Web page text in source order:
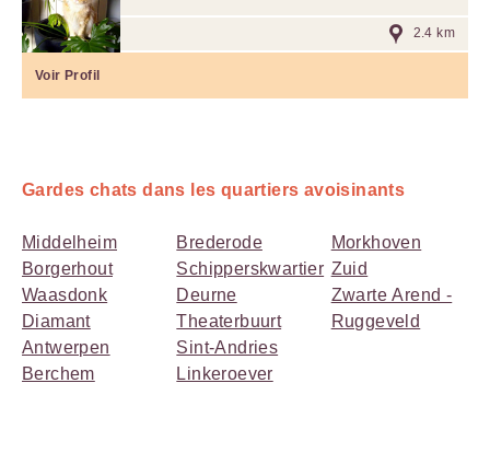
2.4 km
Voir Profil
Gardes chats dans les quartiers avoisinants
Middelheim
Borgerhout
Waasdonk
Diamant
Antwerpen
Berchem
Brederode
Schipperskwartier
Deurne
Theaterbuurt
Sint-Andries
Linkeroever
Morkhoven
Zuid
Zwarte Arend -
Ruggeveld